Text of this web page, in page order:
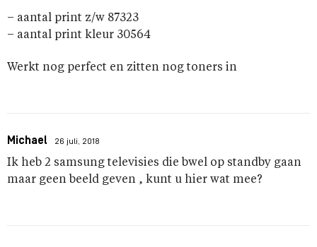
– aantal print z/w 87323
– aantal print kleur 30564
Werkt nog perfect en zitten nog toners in
Michael 26 juli, 2018
Ik heb 2 samsung televisies die bwel op standby gaan
maar geen beeld geven , kunt u hier wat mee?